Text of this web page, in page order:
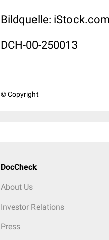
Bildquelle:
DCH-00-250013
© Copyright
DocCheck
About Us
Investor Relations
Press